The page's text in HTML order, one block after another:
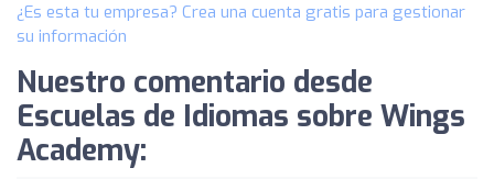
¿Es esta tu empresa? Crea una cuenta gratis para gestionar
su información
Nuestro comentario desde
Escuelas de Idiomas sobre Wings
Academy: